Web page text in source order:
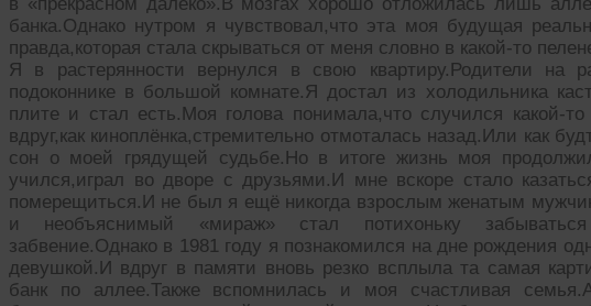
банка.Однако нутром я чувствовал,что эта моя будущая
правда,которая стала скрываться от меня словно в какой-то
Я в растерянности вернулся в свою квартиру.Родители на
подоконнике в большой комнате.Я достал из холодильника
плите и стал есть.Моя голова понимала,что случился какой-
вдруг,как киноплёнка,стремительно отмоталась назад.Или как
сон о моей грядущей судьбе.Но в итоге жизнь моя
учился,играл во дворе с друзьями.И мне вскоре стало
померещиться.И не был я ещё никогда взрослым женатым
и необъяснимый «мираж» стал потихоньку
забвение.Однако в 1981 году я познакомился на дне рождения
девушкой.И вдруг в памяти вновь резко всплыла та самая
банк по аллее.Также вспомнилась и моя счастливая